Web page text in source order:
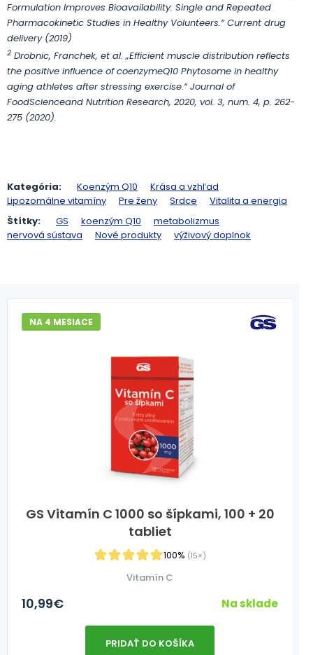
Formulation Improves Bioavailability: Single and Repeated
Pharmacokinetic Studies in Healthy Volunteers.“ Current drug
delivery (2019)
2 Drobnic, Franchek, et al. „Efficient muscle distribution reflects
the positive influence of coenzymeQ10 Phytosome in healthy
aging athletes after stressing exercise.“ Journal of
FoodScienceand Nutrition Research, 2020, vol. 3, num. 4, p. 262-
275 (2020).
Kategória: Koenzým Q10
Krása a vzhľad
Lipozomálne vitamíny
Pre ženy Srdce
Vitalita a energia
Štítky:
GS koenzým Q10
metabolizmus
nervová sústava
Nové produkty výživový doplnok
GS Vitamín C 1000 so šípkami, 100 + 20
tabliet
100% (15×)
NA 4 MESIACE
Vitamín C
10,99€ Na sklade
PRIDAŤ DO KOŠÍKA